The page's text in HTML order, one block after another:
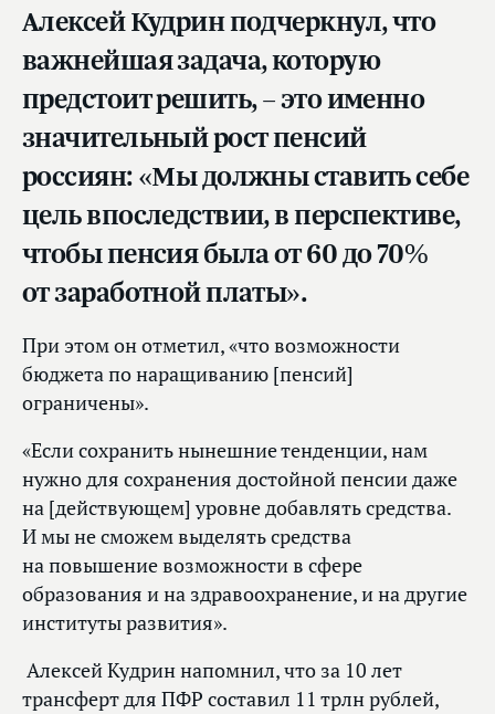
Алексей Кудрин подчеркнул, что
важнейшая задача, которую
предстоит решить, – это именно
значительный рост пенсий
россиян: «Мы должны ставить себе
цель впоследствии, в перспективе,
чтобы пенсия была от 60 до 70%
от заработной платы».
При этом он отметил, «что возможности
бюджета по наращиванию [пенсий]
ограничены».
«Если сохранить нынешние тенденции, нам
нужно для сохранения достойной пенсии даже
на [действующем] уровне добавлять средства.
И мы не сможем выделять средства
на повышение возможности в сфере
образования и на здравоохранение, и на другие
институты развития».
Алексей Кудрин напомнил, что за 10 лет
трансферт для ПФР составил 11 трлн рублей,